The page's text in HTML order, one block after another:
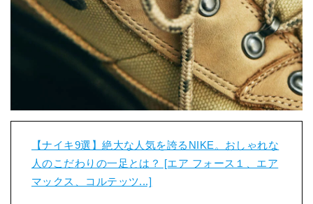
【ナイキ9選】絶大な人気を誇るNIKE。おしゃれな
人のこだわりの一足とは？ [エア フォース１、エア
マックス、コルテッツ...]